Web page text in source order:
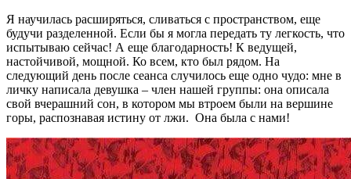
Я научилась расширяться, сливаться с пространством, еще
будучи разделенной. Если бы я могла передать ту легкость, что
испытываю сейчас! А еще благодарность! К ведущей,
настойчивой, мощной. Ко всем, кто был рядом. На
следующий день после сеанса случилось еще одно чудо: мне в
личку написала девушка – член нашей группы: она описала
свой вчерашний сон, в котором мы втроем были на вершине
горы, распознавая истину от лжи. Она была с нами!